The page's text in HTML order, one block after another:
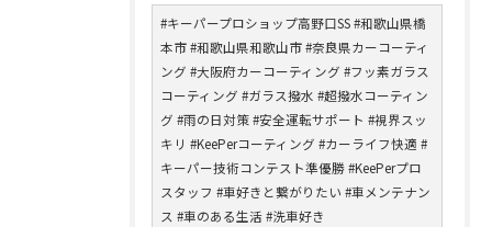
#キーパープロショップ高野口SS #和歌山県橋
本市 #和歌山県和歌山市 #奈良県カーコーティ
ング #大阪府カーコーティング #フッ素ガラス
コーティング #ガラス撥水 #超撥水コーティン
グ #雨の日対策 #安全運転サポート #視界スッ
キリ #KeePerコーティング #カーライフ快適 #
キーパー技術コンテスト準優勝 #KeePerプロ
スタッフ #車好きと繋がりたい #車メンテナン
ス #車のある生活 #洗車好き